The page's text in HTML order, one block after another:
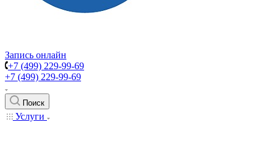
Запись онлайн
+7 (499) 229-99-69
+7 (499) 229-99-69
Поиск
Услуги